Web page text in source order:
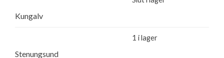
Kungalv
Stenungsund
1 i lager